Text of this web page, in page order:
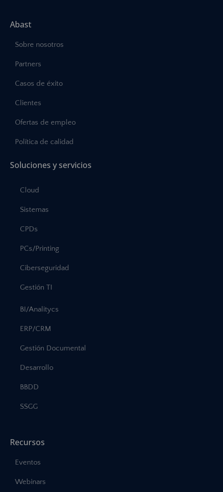
Abast
Sobre nosotros
Partners
Casos de éxito
Clientes
Ofertas de empleo
Política de calidad
Soluciones y servicios
Cloud
Sistemas
CPDs
PCs/Printing
Ciberseguridad
Gestión TI
BI/Analitycs
ERP/CRM
Gestión Documental
Desarrollo
BBDD
SSGG
Recursos
Eventos
Webinars